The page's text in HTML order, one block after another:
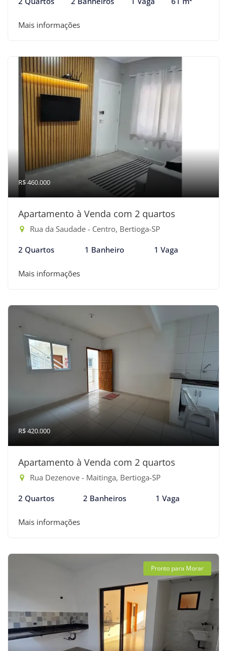
Mais informações
R$ 460.000
Apartamento à Venda com 2 quartos
Rua da Saudade - Centro, Bertioga-SP
2 Quartos 1 Banheiro 1 Vaga
Mais informações
R$ 420.000
Apartamento à Venda com 2 quartos
Rua Dezenove - Maitinga, Bertioga-SP
2 Quartos 2 Banheiros 1 Vaga
Mais informações
Pronto para Morar